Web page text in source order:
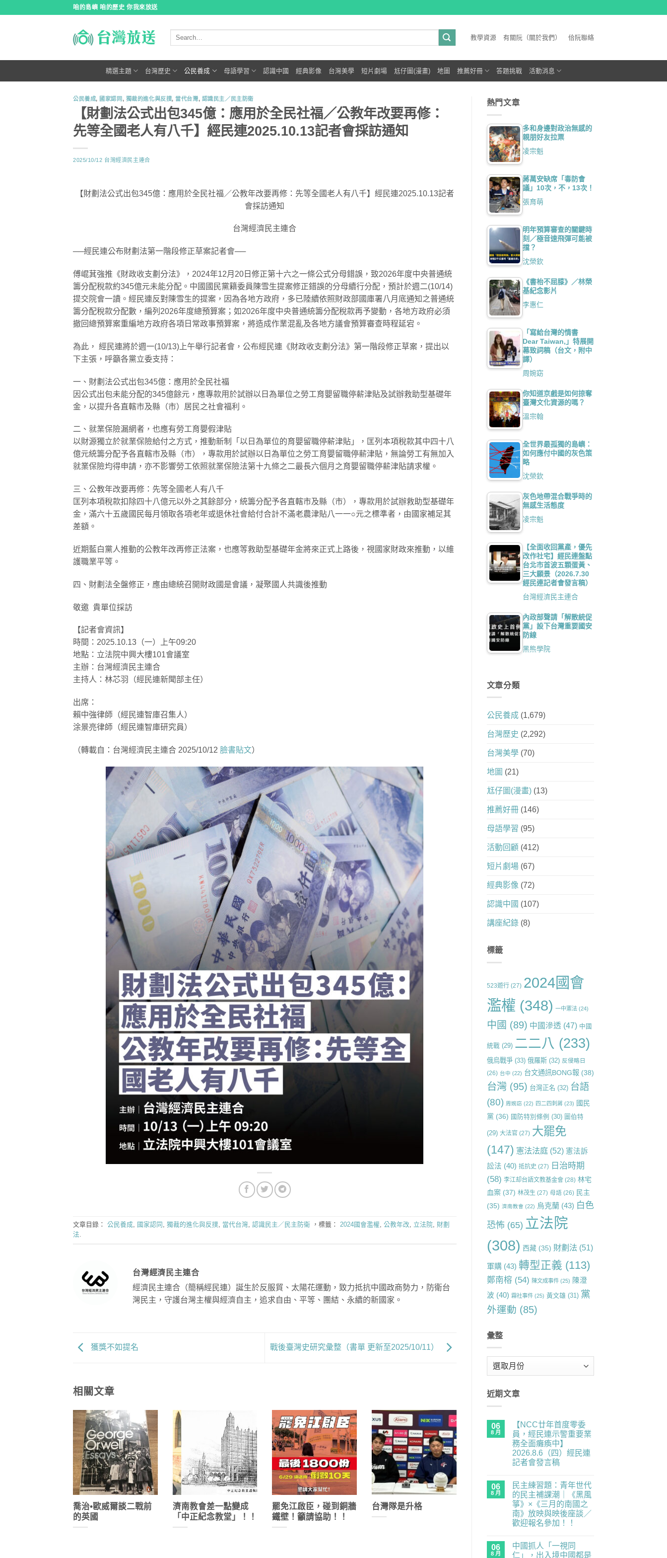
咱的島嶼 咱的歷史 你我來放送
教學資源 有關阮（關於我們） 佮阮聯絡
精選主題 台灣歷史 公民養成 母語學習 認識中國 經典影像 台灣美學 短片劇場 尪仔圖(漫畫) 地圖 推薦好冊 答題挑戰 活動消息
公民養成, 國家認同, 獨裁的進化與反撲, 當代台灣, 認識民主／民主防衛
【財劃法公式出包345億：應用於全民社福／公教年改要再修：
先等全國老人有八千】經民連2025.10.13記者會採訪通知
2025/10/12 台灣經濟民主連合
【財劃法公式出包345億：應用於全民社福／公教年改要再修：先等全國老人有八千】經民連2025.10.13記者
會採訪通知
台灣經濟民主連合
──經民連公布財劃法第一階段修正草案記者會──
​傅崐萁強推《財政收支劃分法》，2024年12月20日修正第十六之一條公式分母錯誤，致2026年度中央普通統
籌分配稅款約345億元未能分配。中國國民黨籍委員陳雪生提案修正錯誤的分母續行分配，預計於週二(10/14)
提交院會一讀。經民連反對陳雪生的提案，因為各地方政府，多已陸續依照財政部國庫署八月底通知之普通統
籌分配稅款分配數，編列2026年度總預算案；如2026年度中央普通統籌分配稅款再予變動，各地方政府必須
撤回總預算案重編地方政府各項日常政事預算案，將造成作業混亂及各地方議會預算審查時程延宕。
​為此， 經民連將於週一(10/13)上午舉行記者會，公布經民連《財政收支劃分法》第一階段修正草案，提出以
下主張，呼籲各黨立委支持：
​一、財劃法公式出包345億：應用於全民社福
因公式出包未能分配的345億餘元，應專款用於試辦以日為單位之勞工育嬰留職停薪津貼及試辦救助型基礎年
金，以提升各直轄市及縣（市）居民之社會福利。
​二、就業保險漏網者，也應有勞工育嬰假津貼
​以財源獨立於就業保險給付之方式，推動新制「以日為單位的育嬰留職停薪津貼」，匡列本項稅款其中四十八
億元統籌分配予各直轄市及縣（市），專款用於試辦以日為單位之勞工育嬰留職停薪津貼，無論勞工有無加入
就業保險均得申請，亦不影響勞工依照就業保險法第十九條之二最長六個月之育嬰留職停薪津貼請求權。
​三、公教年改要再修：先等全國老人有八千
​匡列本項稅款扣除四十八億元以外之其餘部分，統籌分配予各直轄市及縣（市），專款用於試辦救助型基礎年
金，滿六十五歲國民每月領取各項老年或退休社會給付合計不滿老農津貼八一一○元之標準者，由國家補足其
差額。
近期藍白黨人推動的公教年改再修正法案，也應等救助型基礎年金將來正式上路後，視國家財政來推動，以維
護職業平等。
​四、財劃法全盤修正，應由總統召開財政國是會議，凝聚國人共識後推動
敬邀 ​ 貴單位採訪
【記者會資訊】
時間：2025.10.13（一）上午09:20
地點：立法院中興大樓101會議室
主辦：台灣經濟民主連合
主持人：林芯羽（經民連新聞部主任）
出席：
賴中強律師（經民連智庫召集人）
涂景亮律師（經民連智庫研究員）
（轉載自：台灣經濟民主連合 2025/10/12 臉書貼文）
文章目錄： 公民養成, 國家認同 , 獨裁的進化與反撲, 當代台灣, 認識民主／民主防衛 ，標籤： 2024國會濫權, 公教年改, 立法院, 財劃
法.
台灣經濟民主連合
經濟民主連合（簡稱經民連）誕生於反服貿、太陽花運動，致力抵抗中國政商勢力，防衛台
灣民主，守護台灣主權與經濟自主，追求自由、平等、團結、永續的新國家。
獲獎不如提名 戰後臺灣史研究彙整（書單 更新至2025/10/11）
相關文章
喬治•歐威爾談二戰前
的英國
濟南教會差一點變成
「中正紀念教堂」！！
罷免江啟臣，碰到銅牆
鐵壁！籲請協助！！
台灣隊是升格
熱門文章
多和身邊對政治無感的
親朋好友拉票
凌宗魁
蔣萬安缺席「毒防會
議」10次，不，13次！
張育萌
明年預算審查的關鍵時
刻／極音速飛彈可能被
擋？
沈榮欽
《書枱不屈膝》／林榮
基紀念影片
李惠仁
「寫給台灣的情書
Dear Taiwan,」特展開
幕致詞稿（台文，附中
譯）
周婉窈
你知道京戲是如何掠奪
臺灣文化資源的嗎？
溫宗翰
全世界最孤獨的島嶼：
如何應付中國的灰色策
略
沈榮欽
灰色地帶混合戰爭時的
無感生活態度
凌宗魁
【全面收回黨產，優先
改作社宅】經民連盤點
台北市首波五顆蛋黃、
三大願景（2026.7.30
經民連記者會發言稿）
台灣經濟民主連合
內政部聲請「解散統促
黨」設下台灣重要國安
防線
黑熊學院
文章分類
公民養成(1,679)
台灣歷史 (2,292)
台灣美學(70)
地圖 (21)
尪仔圖(漫畫)(13)
推薦好冊(146)
母語學習 (95)
活動回顧 (412)
短片劇場(67)
經典影像 (72)
認識中國 (107)
講座紀錄(8)
標籤
523遊行(27) 2024國會
濫權 (348) 一中憲法(24)
中國 (89) 中國滲透 (47) 中國
統戰 (29) 二二八 (233)
俄烏戰爭(33) 俄羅斯(32) 反侵略日
(26) 台中 (22) 台文通訊BONG報(38)
台灣(95) 台灣正名 (32) 台語
(80) 周婉窈 (22) 四二四刺蔣(23) 國民
黨 (36) 國防特別條例 (30) 圖伯特
(29) 大法官(27) 大罷免
(147) 憲法法庭(52) 憲法訴
訟法 (40) 抵抗史 (27) 日治時期
(58) 李江却台語文教基金會(28) 林宅
血案(37) 林茂生 (27) 母語(26) 民主
(35) 濟南教會 (22) 烏克蘭(43) 白色
恐怖 (65) 立法院
(308) 西藏(35) 財劃法(51)
軍購(43) 轉型正義 (113)
鄭南榕 (54) 陳文成事件(25) 陳澄
波 (40) 霧社事件(25) 黃文雄(31) 黨
外運動 (85)
彙整
近期文章
06
8 月
【NCC廿年首度零委
員，經民連示警重要業
務全面癱瘓中】
2026.8.6（四）經民連
記者會發言稿
廿
年
首
度
零
委
員，
連
示
警
留
言
06
8 月
民主練習題：青年世代
的民主補課潮｜《黑風
箏》×《三月的南國之
南》放映與映後座談／
歡迎報名參加！！
主
練
留
言
06
8 月
中國抓人「一視同
仁」，出入境中國都是